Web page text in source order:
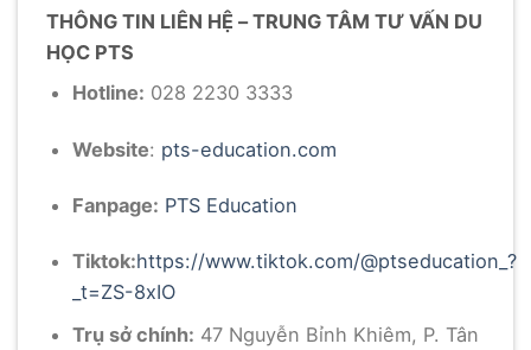
THÔNG TIN LIÊN HỆ – TRUNG TÂM TƯ VẤN DU
HỌC PTS
Hotline: 028 2230 3333
Website: pts-education.com
Fanpage: PTS Education
Tiktok:https://www.tiktok.com/@ptseducation_?
_t=ZS-8xIO
Trụ sở chính: 47 Nguyễn Bỉnh Khiêm, P. Tân